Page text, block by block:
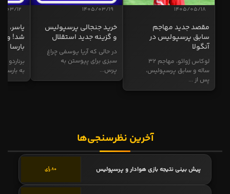
1405/05/18
مقصد جدید مهاجم
سابق پرسپولیس در
آنگولا
لوکاس ژوائو، مهاجم ۳۲
ساله و سابق پرسپولیس،
پس از ...
1405/03/19
خرید جنجالی پرسپولیس
و گزینه جدید استقلال
در حالی که آریا یوسفی چراغ
سبزی برای پیوستن به
پرس...
03/12
یاسر،
شد! و
بارسا
برناردو
به بارسا
آخرین نظرسنجی‌ها
پیش بینی نتیجه بازی هوادار و پرسپولیس 80 رأی